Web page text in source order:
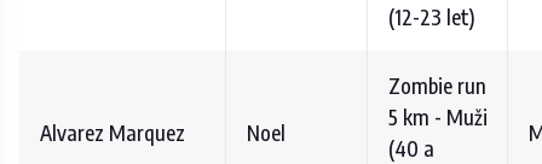
(12-23 let)
Alvarez Marquez Noel
Zombie run
5 km - Muži
(40 a